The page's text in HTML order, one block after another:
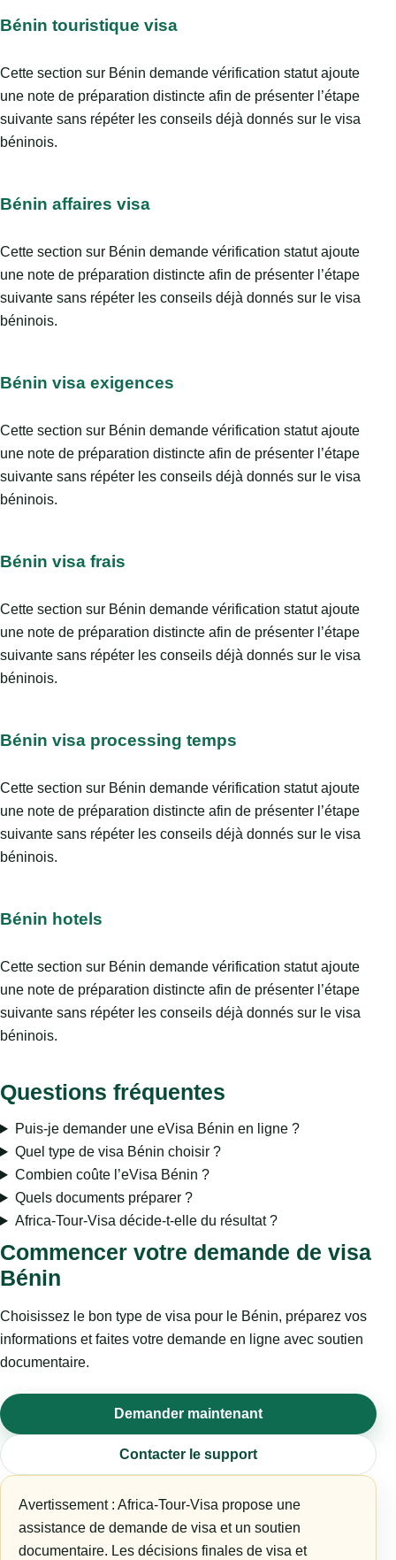
Bénin touristique visa
Cette section sur Bénin demande vérification statut ajoute
une note de préparation distincte afin de présenter l’étape
suivante sans répéter les conseils déjà donnés sur le visa
béninois.
Bénin affaires visa
Cette section sur Bénin demande vérification statut ajoute
une note de préparation distincte afin de présenter l’étape
suivante sans répéter les conseils déjà donnés sur le visa
béninois.
Bénin visa exigences
Cette section sur Bénin demande vérification statut ajoute
une note de préparation distincte afin de présenter l’étape
suivante sans répéter les conseils déjà donnés sur le visa
béninois.
Bénin visa frais
Cette section sur Bénin demande vérification statut ajoute
une note de préparation distincte afin de présenter l’étape
suivante sans répéter les conseils déjà donnés sur le visa
béninois.
Bénin visa processing temps
Cette section sur Bénin demande vérification statut ajoute
une note de préparation distincte afin de présenter l’étape
suivante sans répéter les conseils déjà donnés sur le visa
béninois.
Bénin hotels
Cette section sur Bénin demande vérification statut ajoute
une note de préparation distincte afin de présenter l’étape
suivante sans répéter les conseils déjà donnés sur le visa
béninois.
Questions fréquentes
Puis-je demander une eVisa Bénin en ligne ?
Quel type de visa Bénin choisir ?
Combien coûte l’eVisa Bénin ?
Quels documents préparer ?
Africa-Tour-Visa décide-t-elle du résultat ?
Commencer votre demande de visa
Bénin
Choisissez le bon type de visa pour le Bénin, préparez vos
informations et faites votre demande en ligne avec soutien
documentaire.
Demander maintenant
Contacter le support
Avertissement : Africa-Tour-Visa propose une
assistance de demande de visa et un soutien
documentaire. Les décisions finales de visa et